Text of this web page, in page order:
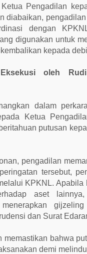
Pengadilan
diabaikan,
dengan
digunakan untuk
kepada
Eksekusi oleh
dalam
Ketua
putusan
pengadilan
tersebut,
KPKNL.
aset
dan Surat
memastikan bahwa
demi